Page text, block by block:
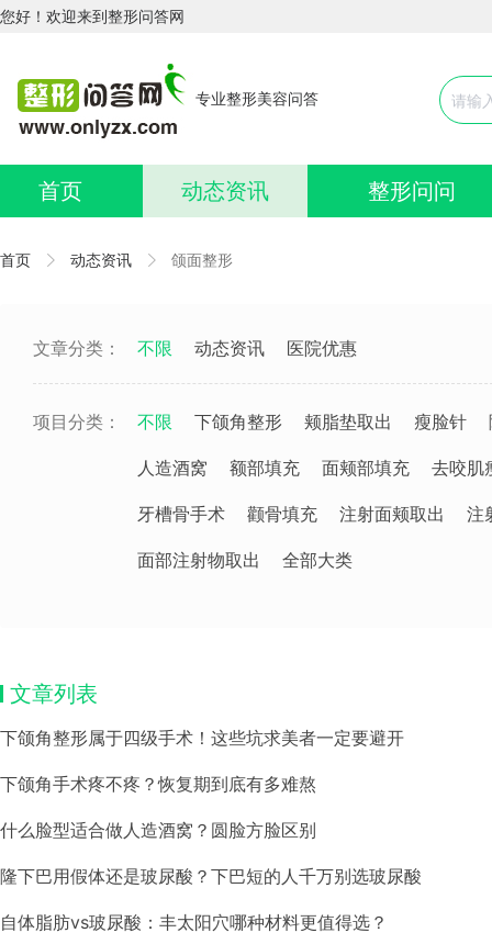
您好！欢迎来到整形问答网
专业整形美容问答
首页 动态资讯 整形问问
首页 动态资讯 颌面整形
文章分类： 不限 动态资讯 医院优惠
项目分类： 不限 下颌角整形 颊脂垫取出 瘦脸针
人造酒窝 额部填充 面颊部填充 去咬肌
牙槽骨手术 颧骨填充 注射面颊取出 注
面部注射物取出 全部大类
文章列表
下颌角整形属于四级手术！这些坑求美者一定要避开
下颌角手术疼不疼？恢复期到底有多难熬
什么脸型适合做人造酒窝？圆脸方脸区别
隆下巴用假体还是玻尿酸？下巴短的人千万别选玻尿酸
自体脂肪vs玻尿酸：丰太阳穴哪种材料更值得选？